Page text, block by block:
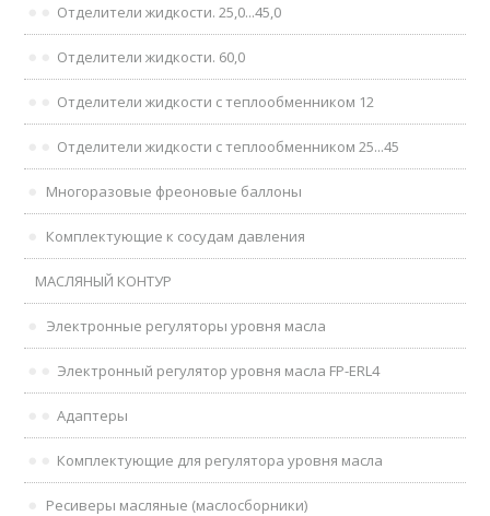
Отделители жидкости. 25,0...45,0
Отделители жидкости. 60,0
Отделители жидкости с теплообменником 12
Отделители жидкости с теплообменником 25...45
Многоразовые фреоновые баллоны
Комплектующие к сосудам давления
МАСЛЯНЫЙ КОНТУР
Электронные регуляторы уровня масла
Электронный регулятор уровня масла FP-ERL4
Адаптеры
Комплектующие для регулятора уровня масла
Ресиверы масляные (маслосборники)